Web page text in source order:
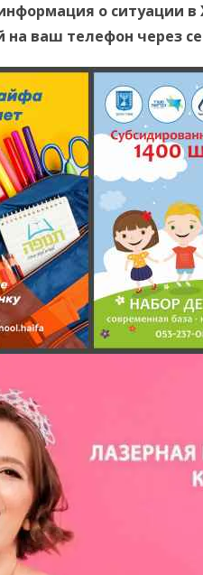
о ситуации
на ваш телефон через